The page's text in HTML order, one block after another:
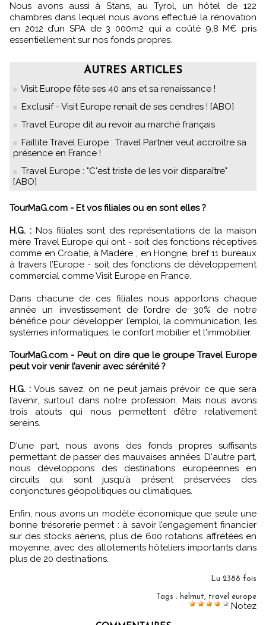
Nous avons aussi à Stans, au Tyrol, un hôtel de 122
chambres dans lequel nous avons effectué la rénovation
en 2012 d’un SPA de 3 000m2 qui a coûté 9,8 M€ pris
essentiellement sur nos fonds propres.
AUTRES ARTICLES
Visit Europe fête ses 40 ans et sa renaissance !
Exclusif - Visit Europe renait de ses cendres ! [ABO]
Travel Europe dit au revoir au marché français
Faillite Travel Europe : Travel Partner veut accroître sa
présence en France !
Travel Europe : "C'est triste de les voir disparaître"
[ABO]
TourMaG.com - Et vos filiales ou en sont elles ?
H.G. : Nos filiales sont des représentations de la maison
mère Travel Europe qui ont - soit des fonctions réceptives
comme en Croatie, à Madère , en Hongrie, bref 11 bureaux
à travers l’Europe - soit des fonctions de développement
commercial comme Visit Europe en France.
Dans chacune de ces filiales nous apportons chaque
année un investissement de l’ordre de 30% de notre
bénéfice pour développer l’emploi, la communication, les
systèmes informatiques, le confort mobilier et l'immobilier.
TourMaG.com - Peut on dire que le groupe Travel Europe
peut voir venir l’avenir avec sérénité ?
H.G. : Vous savez, on ne peut jamais prévoir ce que sera
l’avenir, surtout dans notre profession. Mais nous avons
trois atouts qui nous permettent d’être relativement
sereins.
D'une part, nous avons des fonds propres suffisants
permettant de passer des mauvaises années. D'autre part,
nous développons des destinations européennes en
circuits qui sont jusqu’à présent préservées des
conjonctures géopolitiques ou climatiques.
Enfin, nous avons un modèle économique que seule une
bonne trésorerie permet : à savoir l’engagement financier
sur des stocks aériens, plus de 600 rotations affrétées en
moyenne, avec des allotements hôteliers importants dans
plus de 20 destinations.
Lu 2388 fois
Tags : helmut, travel europe
Notez